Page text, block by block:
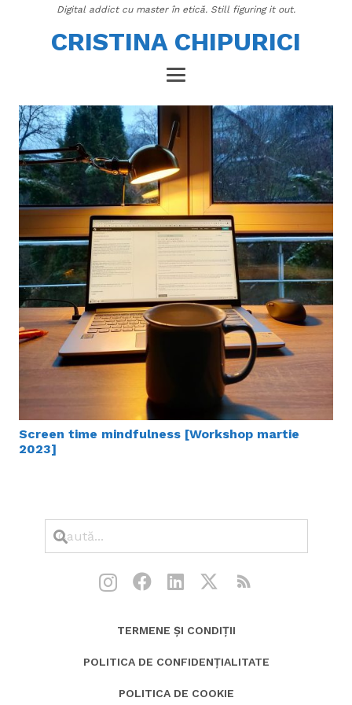
Digital addict cu master în etică. Still figuring it out.
CRISTINA CHIPURICI
Screen time mindfulness [Workshop martie
2023]
TERMENE ȘI CONDIȚII
POLITICA DE CONFIDENȚIALITATE
POLITICA DE COOKIE